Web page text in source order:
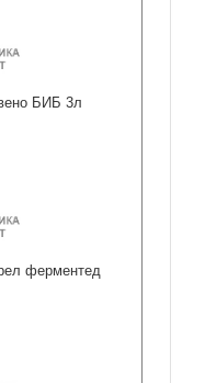
БИБ 3л
ферментед